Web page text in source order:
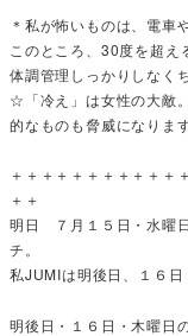
＊私が怖いものは、電車
このところ、30度を超え
体調管理しっかりしなく
☆「冷え」は女性の大敵
的なものも脅威になりま
＋＋＋＋＋＋＋＋＋＋＋
＋＋
明日 ７月１５日・水曜
チ。
私JUMIは明後日、１６日
明後日・１６日・木曜日